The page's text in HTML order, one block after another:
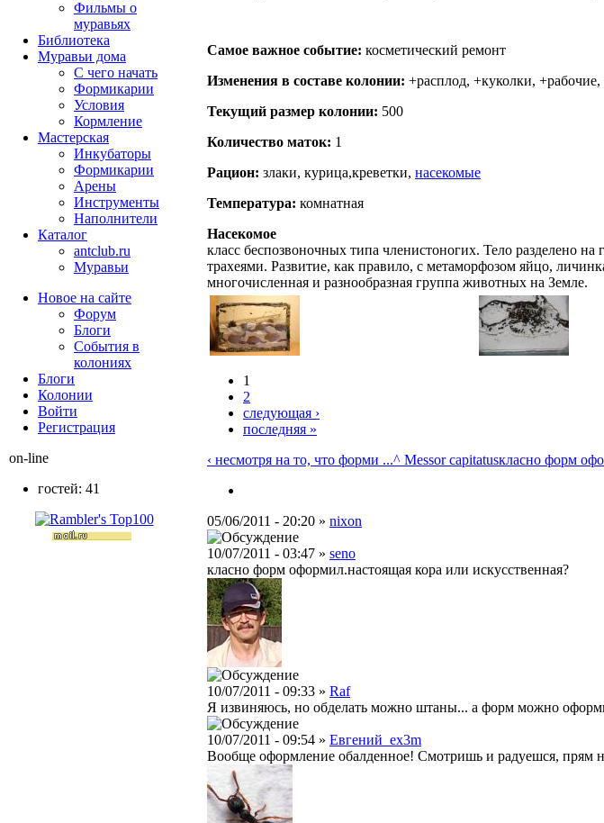
Самое важное событие: косметический ремонт
Изменения в составе кoлонии: +расплод, +куколки,
Текущий размер кoлонии: 500
Количество маток: 1
Рацион: злаки, курица,креветки, насекомые
Температура: комнатная
Насекомое
класс беспозвоночных типа членистоногих. Тело разделено
трахеями. Развитие, как правило, с метаморфозом яйцо,
многочисленная и разнообразная группа животных на Земле.
1
2
следующая ›
последняя »
‹ несмотря на то, что форми ...^ Messor capitatusкласно форм
05/06/2011 - 20:20 » nixon
10/07/2011 - 03:47 » seno
класно форм оформил.настоящая кора или искусственная?
10/07/2011 - 09:33 » Raf
Я извиняюсь, но обделать можно штаны... а форм можно
10/07/2011 - 09:54 » Евгений_ex3m
Вообще оформление обалденное! Смотришь и радуешся, прям
Фильмы о
муравьях
Библиотека
Муравьи дома
С чего начать
Формикарии
Условия
Кормление
Мастерская
Инкубаторы
Формикарии
Арены
Инструменты
Наполнители
Каталог
antclub.ru
Муравьи
Новое на сайте
Форум
Блоги
События в
колониях
Блоги
Колонии
Войти
Peгиcтpaция
on-line
гостей: 41